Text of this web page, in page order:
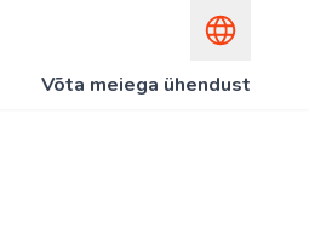
Võta meiega ühendust